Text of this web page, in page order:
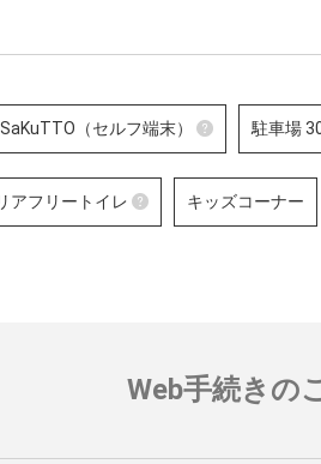
詳細はこ
Google のサー
末に関する特別
ッフです。
（セルフ端末）
お客さまご
端末が設置さ
駐車場
アフリートイレ キッズコーナー
Web手続きの